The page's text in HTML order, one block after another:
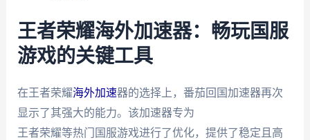
王者荣耀海外加速器：畅玩国服
游戏的关键工具
在王者荣耀海外加速器的选择上，番茄回国加速器再次
显示了其强大的能力。该加速器专为
王者荣耀等热门国服游戏进行了优化，提供了稳定且高